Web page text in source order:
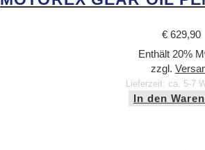
€ 629,90
Enthält 20%
zzgl.
Lieferzeit: ca. 5-7
In den